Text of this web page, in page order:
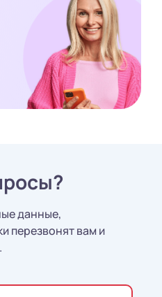
данные,
перезвонят вам и